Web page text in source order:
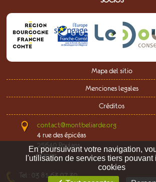
Mapa del sitio
Menciones legales
Créditos
contact@montbeliarde.org
4 rue des épicéas
25640 Roulans
France
Tel : 03 81 63 07 30
En poursuivant votre navigation,
l'utilisation de services tiers pouvant
cookies